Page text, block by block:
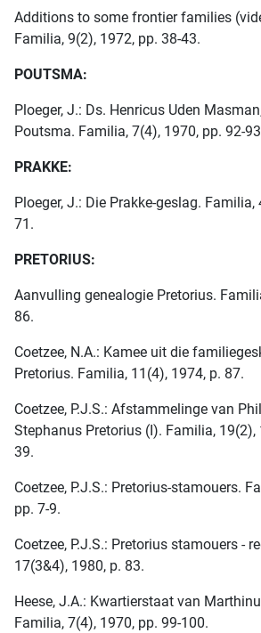
Additions to some frontier families
Familia, 9(2), 1972, pp. 38-43.
POUTSMA:
Ploeger, J.: Ds. Henricus Uden
Poutsma. Familia, 7(4), 1970, pp. 92-
PRAKKE:
Ploeger, J.: Die Prakke-geslag. Familia,
71.
PRETORIUS:
Aanvulling genealogie Pretorius.
86.
Coetzee, N.A.: Kamee uit die
Pretorius. Familia, 11(4), 1974, p. 87.
Coetzee, P.J.S.: Afstammelinge van
Stephanus Pretorius (I). Familia, 19(2),
39.
Coetzee, P.J.S.: Pretorius-stamouers.
pp. 7-9.
Coetzee, P.J.S.: Pretorius stamouers -
17(3&4), 1980, p. 83.
Heese, J.A.: Kwartierstaat van
Familia, 7(4), 1970, pp. 99-100.